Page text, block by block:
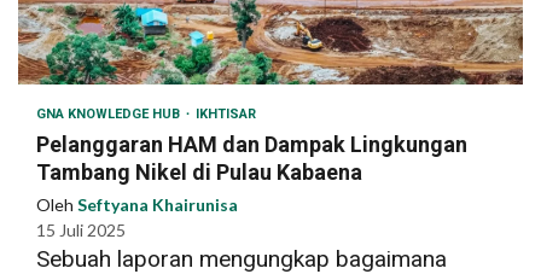
GNA KNOWLEDGE HUB IKHTISAR
Pelanggaran HAM dan Dampak Lingkungan
Tambang Nikel di Pulau Kabaena
Oleh Seftyana Khairunisa
15 Juli 2025
Sebuah laporan mengungkap bagaimana